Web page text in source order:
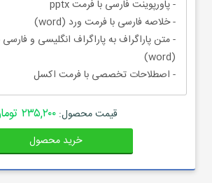
- پاورپوینت فارسی با فرمت pptx
- خلاصه فارسی با فرمت ورد (word)
- متن پاراگراف به پاراگراف انگلیسی و
(word)
- اصطلاحات تخصصی با فرمت اکسل
قیمت محصول:۲۳۵,۲۰۰ تومان
خرید محصول